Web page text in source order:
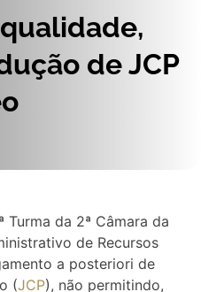
de JCP
Turma da 2ª Câmara da
de Recursos
a posteriori de
(JCP), não permitindo,